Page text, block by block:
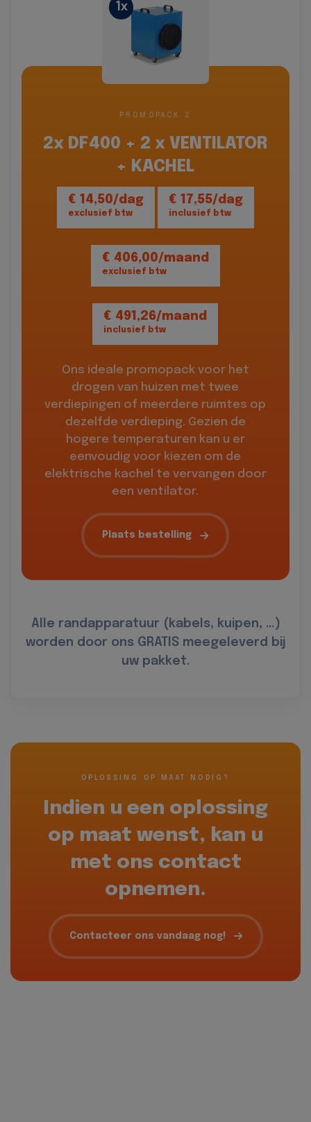
1x
PROMOPACK 2
2x DF400 + 2 x VENTILATOR
+ KACHEL
€ 14,50/dag
exclusief btw
€ 17,55/dag
inclusief btw
€ 406,00/maand
exclusief btw
€ 491,26/maand
inclusief btw
Ons ideale promopack voor het
drogen van huizen met twee
verdiepingen of meerdere ruimtes op
dezelfde verdieping. Gezien de
hogere temperaturen kan u er
eenvoudig voor kiezen om de
elektrische kachel te vervangen door
een ventilator.
Plaats bestelling
Alle randapparatuur (kabels, kuipen, …)
worden door ons GRATIS meegeleverd bij
uw pakket.
OPLOSSING OP MAAT NODIG?
Indien u een oplossing
op maat wenst, kan u
met ons contact
opnemen.
Contacteer ons vandaag nog!